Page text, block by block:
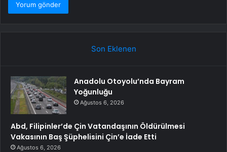
Son Eklenen
Anadolu Otoyolu’nda Bayram
Yoğunluğu
Ağustos 6, 2026
Abd, Filipinler’de Çin Vatandaşının Öldürülmesi
Vakasının Baş Şüphelisini Çin’e İade Etti
Ağustos 6, 2026